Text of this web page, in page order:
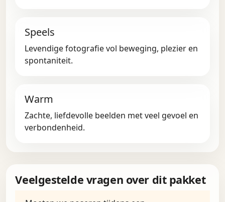
Speels
Levendige fotografie vol beweging, plezier en
spontaniteit.
Warm
Zachte, liefdevolle beelden met veel gevoel en
verbondenheid.
Veelgestelde vragen over dit pakket